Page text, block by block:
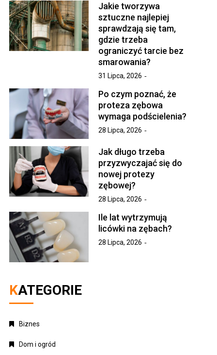
Jakie tworzywa
sztuczne najlepiej
sprawdzają się tam,
gdzie trzeba
ograniczyć tarcie bez
smarowania?
31 Lipca, 2026
Po czym poznać, że
proteza zębowa
wymaga podścielenia?
28 Lipca, 2026
Jak długo trzeba
przyzwyczajać się do
nowej protezy
zębowej?
28 Lipca, 2026
Ile lat wytrzymują
licówki na zębach?
28 Lipca, 2026
KATEGORIE
Biznes
Dom i ogród